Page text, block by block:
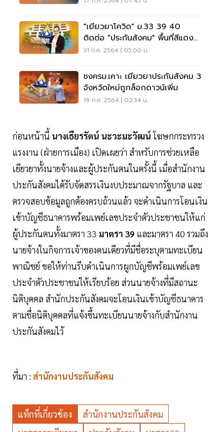
"เยียวยาโควิด" ม.33 39 40
ติดต่อ "ประกันสังคม" พื้นที่สีแดง
เข้ม ได้ยังไงบ้าง
31 ก.ค. 2564 | 05:00 น.
ชงครม.เคาะ เยียวยาประกันสังคม 3
จังหวัดใหม่ถูกล็อกดาวน์เพิ่ม
19 ก.ค. 2564 | 02:34 น.
ก่อนหน้านี้ นางเธียรรัตน์ นะวะมะวัฒน์โฆษกกระทรวง
แรงงาน (ฝ่ายการเมือง) เปิดเผยว่า สำหรับการช่วยเหลือ
เยียวยาทั้งนายจ้างและผู้ประกันตนในครั้งนี้ เมื่อสำนักงาน
ประกันสังคมได้รับจัดสรรเงินงบประมาณจากรัฐบาล และ
ตรวจสอบข้อมูลถูกต้องครบถ้วนแล้ว จะดำเนินการโอนเงิน
เข้าบัญชีธนาคารพร้อมเพย์เลขประจำตัวประชาชนให้แก่
ผู้ประกันตนทั้งมาตรา 33 มาตรา 39 และมาตรา 40 รวมถึง
นายจ้างในกิจการเจ้าของคนเดียวที่มีชื่อระบุตามทะเบียน
พาณิชย์ ขอให้ท่านรีบดำเนินการผูกบัญชีพร้อมเพย์เลข
ประจำตัวประชาชนให้เรียบร้อย ส่วนนายจ้างที่มีสถานะ
นิติบุคคล สำนักประกันสังคมจะโอนเงินเข้าบัญชีธนาคาร
ตามชื่อนิติบุคคลที่แจ้งขึ้นทะเบียนนายจ้างกับสำนักงาน
ประกันสังคมไว้
ที่มา : สำนักงานประกันสังคม
แท็กที่เกี่ยวข้อง
สำนักงานประกันสังคม